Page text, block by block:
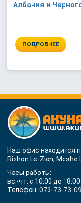
Албания и
ПОДРОБНЕЕ
Наш офис находится
Rishon Le-Zion, Moshe
Часы работы:
вс.-чт. с 10:00 до 18:00
Телефон: 073-73-73-